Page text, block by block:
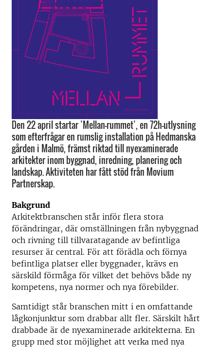
Den 22 april startar ’Mellan-rummet’, en 72h-utlysning
som efterfrågar en rumslig installation på Hedmanska
gården i Malmö, främst riktad till nyexaminerade
arkitekter inom byggnad, inredning, planering och
landskap. Aktiviteten har fått stöd från Movium
Partnerskap.
Bakgrund
Arkitektbranschen står inför flera stora
förändringar, där omställningen från nybyggnad
och rivning till tillvaratagande av befintliga
resurser är central. För att förädla och förnya
befintliga platser eller byggnader, krävs en
särskild förmåga för vilket det behövs både ny
kompetens, nya normer och nya förebilder.
Samtidigt står branschen mitt i en omfattande
lågkonjunktur som drabbar allt fler. Särskilt hårt
drabbade är de nyexaminerade arkitekterna. En
grupp med stor möjlighet att verka med nya